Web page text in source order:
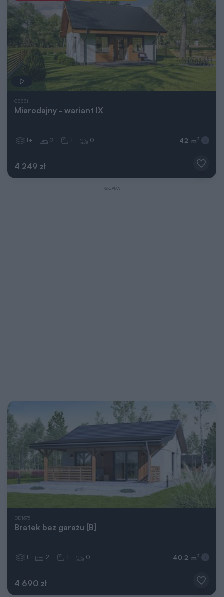
C333i
Miarodajny - wariant IX
4 249 zł
1+ 2 1 0 42 m 2
REKLAMA
DD1675
Bratek bez garażu [B]
4 690 zł
1 2 1 0 40,2 m 2